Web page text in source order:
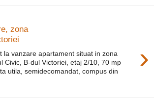
zona
›
la vanzare apartament situat in zona
Civic, B-dul Victoriei, etaj 2/10, 70 mp
utila, semidecomandat, compus din